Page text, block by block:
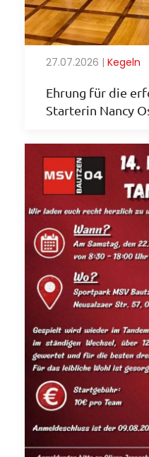
27.07.2026 | Kegeln
Ehrung für die
Starterin Nancy